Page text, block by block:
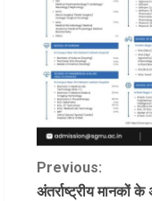
C
Previous:
अंतर्राष्ट्रीय मानकों